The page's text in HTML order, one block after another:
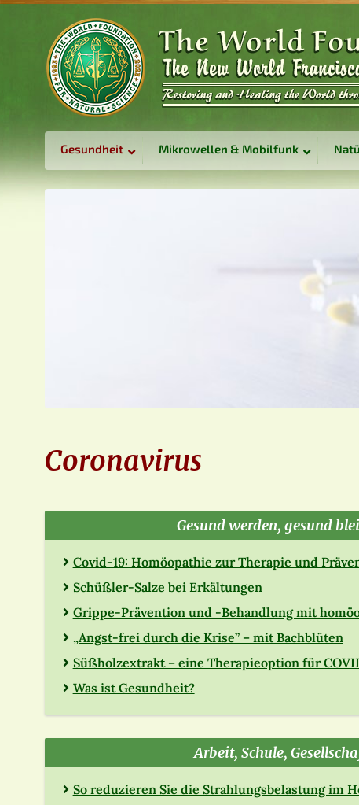
Gesundheit Mikrowellen & Mobilfunk
Coronavirus
Gesund werden, gesund
Covid-19: Homöopathie zur Therapie und
Schüßler-Salze bei Erkältungen
Grippe-Prävention und -Behandlung mit
„Angst-frei durch die Krise” – mit Bachblüten
Süßholzextrakt – eine Therapieoption für
Was ist Gesundheit?
Arbeit, Schule,
So reduzieren Sie die Strahlungsbelastung im